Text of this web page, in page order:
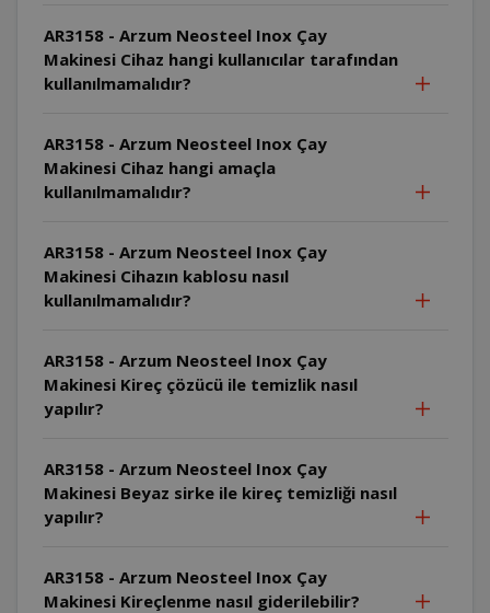
AR3158 - Arzum Neosteel Inox Çay
Makinesi Cihaz hangi kullanıcılar tarafından
kullanılmamalıdır?
AR3158 - Arzum Neosteel Inox Çay
Makinesi Cihaz hangi amaçla
kullanılmamalıdır?
AR3158 - Arzum Neosteel Inox Çay
Makinesi Cihazın kablosu nasıl
kullanılmamalıdır?
AR3158 - Arzum Neosteel Inox Çay
Makinesi Kireç çözücü ile temizlik nasıl
yapılır?
AR3158 - Arzum Neosteel Inox Çay
Makinesi Beyaz sirke ile kireç temizliği nasıl
yapılır?
AR3158 - Arzum Neosteel Inox Çay
Makinesi Kireçlenme nasıl giderilebilir?